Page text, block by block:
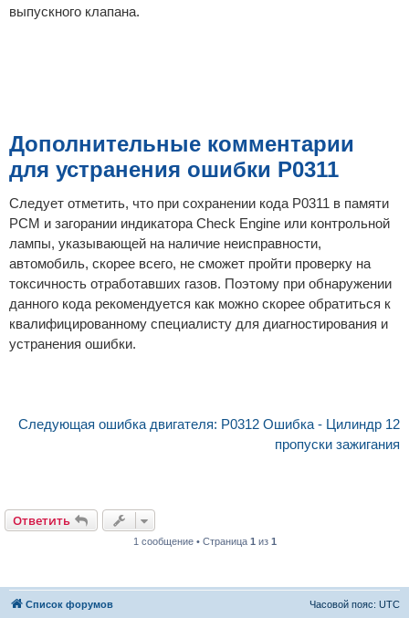
выпускного клапана.
Дополнительные комментарии
для устранения ошибки P0311
Следует отметить, что при сохранении кода P0311 в памяти
PCM и загорании индикатора Check Engine или контрольной
лампы, указывающей на наличие неисправности,
автомобиль, скорее всего, не сможет пройти проверку на
токсичность отработавших газов. Поэтому при обнаружении
данного кода рекомендуется как можно скорее обратиться к
квалифицированному специалисту для диагностирования и
устранения ошибки.
Следующая ошибка двигателя: P0312 Ошибка - Цилиндр 12
пропуски зажигания
Ответить
1 сообщение • Страница 1 из 1
Список форумов Часовой пояс: UTC